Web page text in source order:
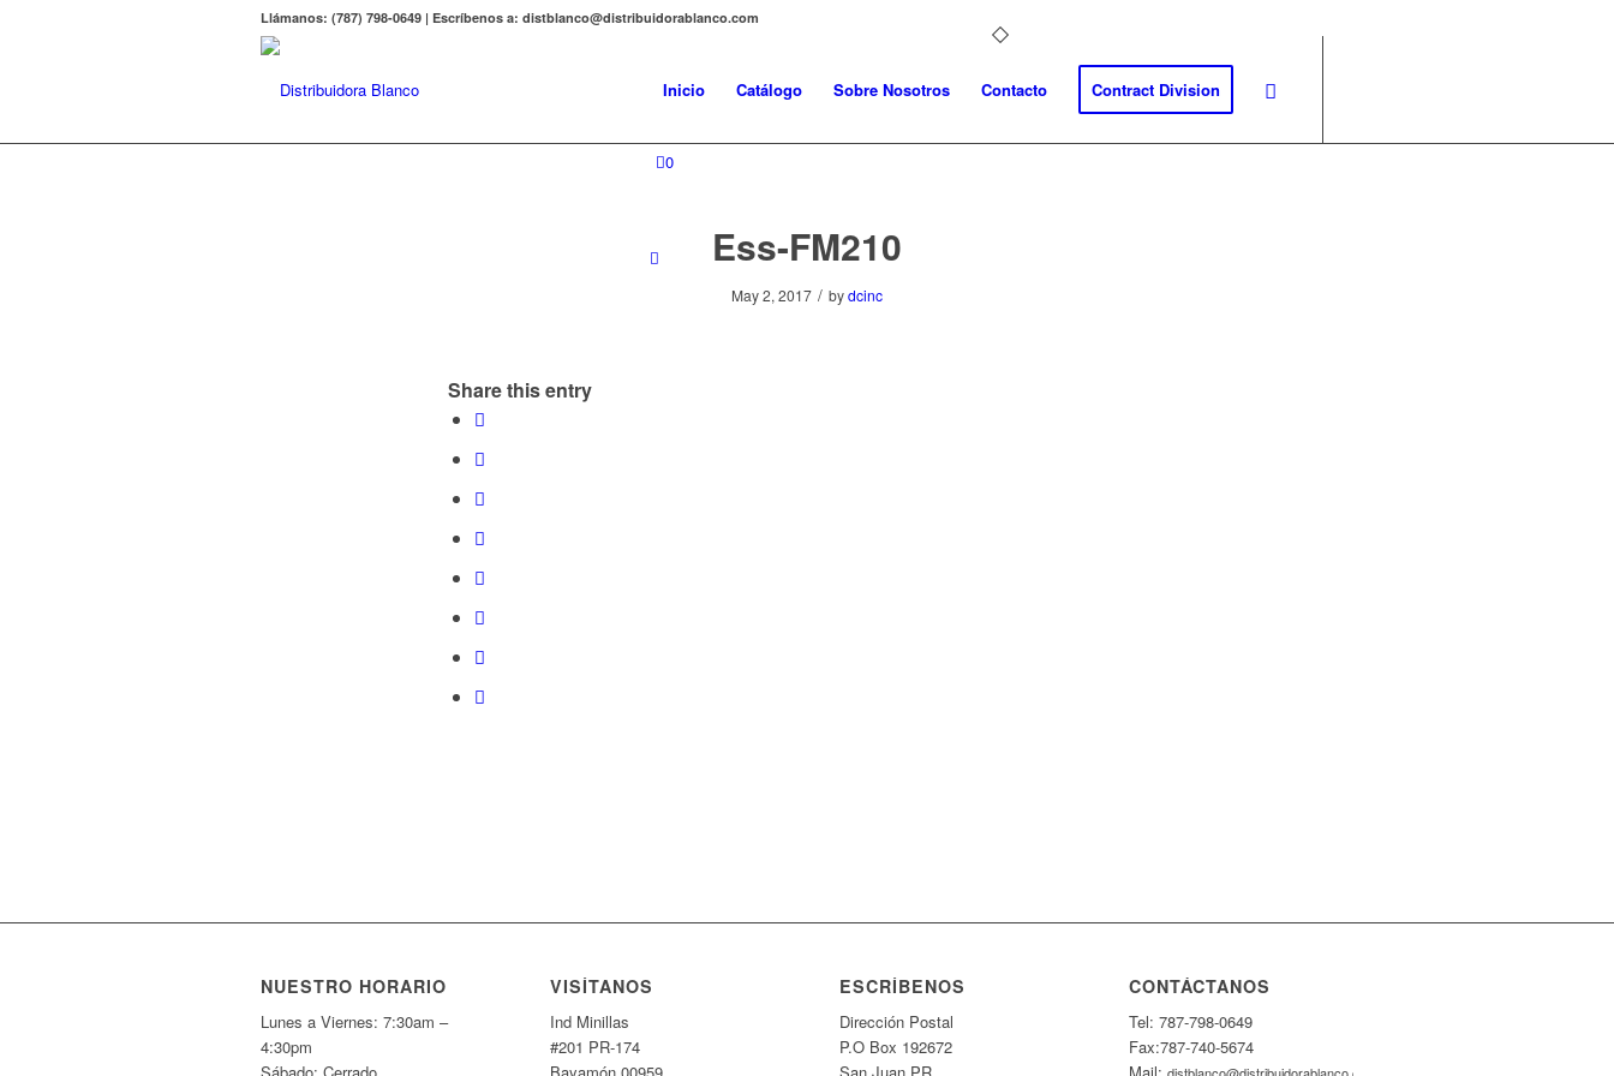
Llámanos: (787) 798-0649 | Escríbenos a: distblanco@distribuidorablanco.com
Inicio Catálogo Sobre Nosotros Contacto Contract Division
0
Ess-FM210
May 2, 2017 / bydcinc
Share this entry
NUESTRO HORARIO
Lunes a Viernes: 7:30am –
4:30pm
VISÍTANOS
Ind Minillas
#201 PR-174
ESCRÍBENOS
Dirección Postal
P.O Box 192672
CONTÁCTANOS
Tel: 787-798-0649
Fax:787-740-5674